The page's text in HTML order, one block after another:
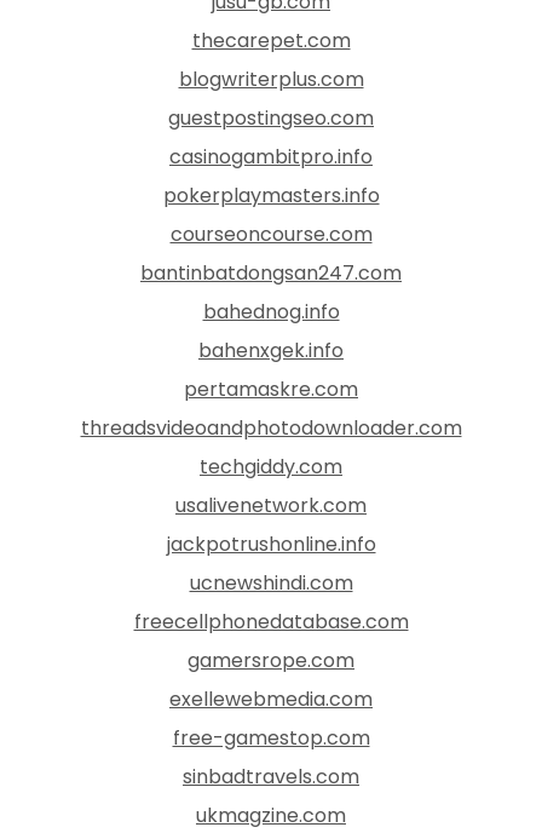
thecarepet.com
blogwriterplus.com
guestpostingseo.com
casinogambitpro.info
pokerplaymasters.info
courseoncourse.com
bantinbatdongsan247.com
bahednog.info
bahenxgek.info
pertamaskre.com
threadsvideoandphotodownloader.com
techgiddy.com
usalivenetwork.com
jackpotrushonline.info
ucnewshindi.com
freecellphonedatabase.com
gamersrope.com
exellewebmedia.com
free-gamestop.com
sinbadtravels.com
ukmagzine.com